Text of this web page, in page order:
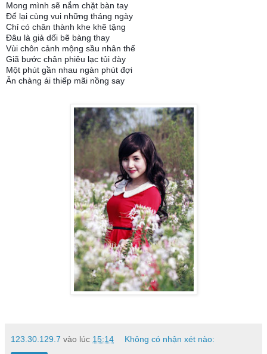
Mong mình sẽ nắm chặt bàn tay
Để lại cùng vui những tháng ngày
Chỉ có chân thành khe khẽ tặng
Đâu là giả dối bẽ bàng thay
Vùi chôn cảnh mộng sầu nhân thế
Giã bước chân phiêu lạc tủi đày
Một phút gần nhau ngàn phút đợi
Ân chàng ái thiếp mãi nồng say
123.30.129.7 vào lúc 15:14 Không có nhận xét nào: